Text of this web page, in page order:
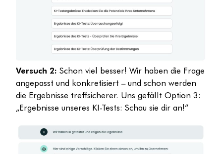
Versuch 2: Schon viel besser! Wir haben die Frage
angepasst und konkretisiert – und schon werden
die Ergebnisse treffsicherer. Uns gefällt Option 3:
„Ergebnisse unseres KI-Tests: Schau sie dir an!“